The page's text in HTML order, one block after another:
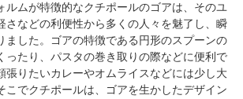
ルムが特徴的なクチポールのゴアは、そのユ
さなどの利便性から多くの人々を魅了し、瞬
ました。ゴアの特徴である円形のスプーンの
ったり、パスタの巻き取りの際などに便利で
張りたいカレーやオムライスなどには少し大
こでクチポールは、ゴアを生かしたデザイン